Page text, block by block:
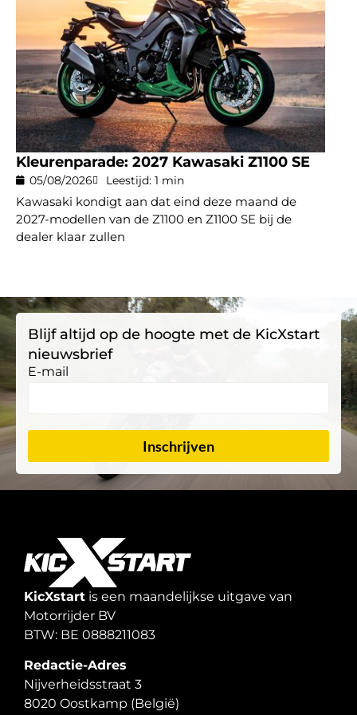
Kleurenparade: 2027 Kawasaki Z1100 SE
05/08/2026 Leestijd: 1 min
Kawasaki kondigt aan dat eind deze maand de
2027-modellen van de Z1100 en Z1100 SE bij de
dealer klaar zullen
Blijf altijd op de hoogte met de KicXstart
nieuwsbrief
E-mail
Inschrijven
KicXstart is een maandelijkse uitgave van
Motorrijder BV
BTW: BE 0888211083
Redactie-Adres
Nijverheidsstraat 3
8020 Oostkamp (België)